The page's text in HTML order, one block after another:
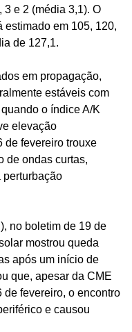
3 e 2 (média 3,1). O
estimado em 105, 120,
de 127,1.
em propagação,
estáveis com
o índice A/K
elevação
de fevereiro trouxe
de ondas curtas,
perturbação
no boletim de 19 de
mostrou queda
após um início de
que, apesar da CME
de fevereiro, o encontro
e causou